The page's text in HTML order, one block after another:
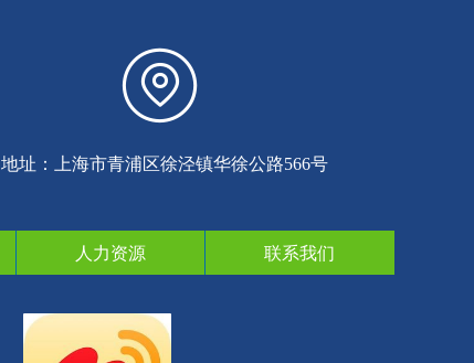
人力资源 联系我们
地址：上海市青浦区徐泾镇华徐公路566号